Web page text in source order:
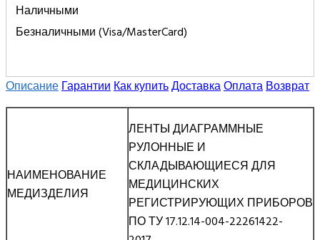
Наличными
Безналичными (Visa/MasterCard)
ОписаниеГарантииКак купитьДоставкаОплатаВозврат
НАИМЕНОВАНИЕ
МЕДИЗДЕЛИЯ
ЛЕНТЫ ДИАГРАММНЫЕ
РУЛОННЫЕ И
СКЛАДЫВАЮЩИЕСЯ ДЛЯ
МЕДИЦИНСКИХ
РЕГИСТРИРУЮЩИХ ПРИБОРОВ
ПО ТУ 17.12.14-004-22261422-